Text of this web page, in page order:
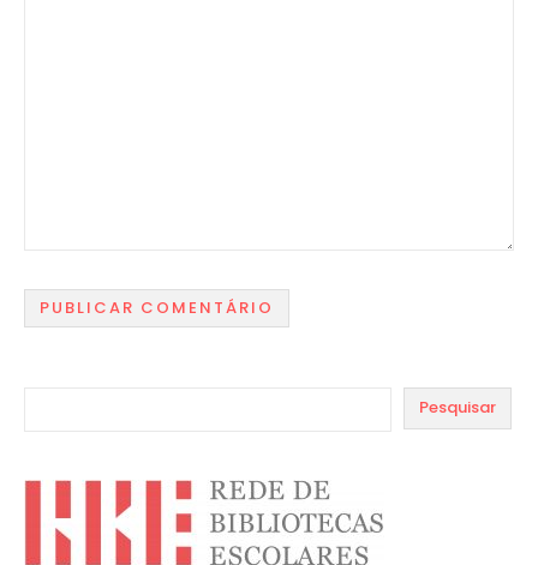
Pesquisar